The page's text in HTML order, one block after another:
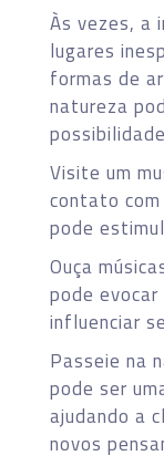
Às vezes, a
lugares
formas de
natureza
Visite um
contato
pode
Ouça
pode
influenciar
Passeie na
pode ser
ajudando a
novos